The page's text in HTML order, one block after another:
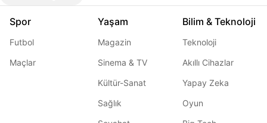
Spor
Futbol
Maçlar
Yaşam
Magazin
Sinema & TV
Kültür-Sanat
Sağlık
Bilim & Teknoloji
Teknoloji
Akıllı Cihazlar
Yapay Zeka
Oyun